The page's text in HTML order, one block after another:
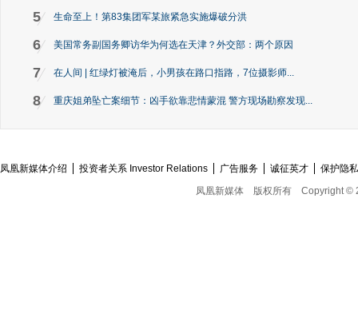
5 生命至上！第83集团军某旅紧急实施爆破分洪
6 美国常务副国务卿访华为何选在天津？外交部：两个原因
7 在人间 | 红绿灯被淹后，小男孩在路口指路，7位摄影师...
8 重庆姐弟坠亡案细节：凶手欲靠悲情蒙混 警方现场勘察发现...
凤凰新媒体介绍 投资者关系 Investor Relations 广告服务 诚征英才
保护隐
凤凰新媒体
版权所有 Copyright ©